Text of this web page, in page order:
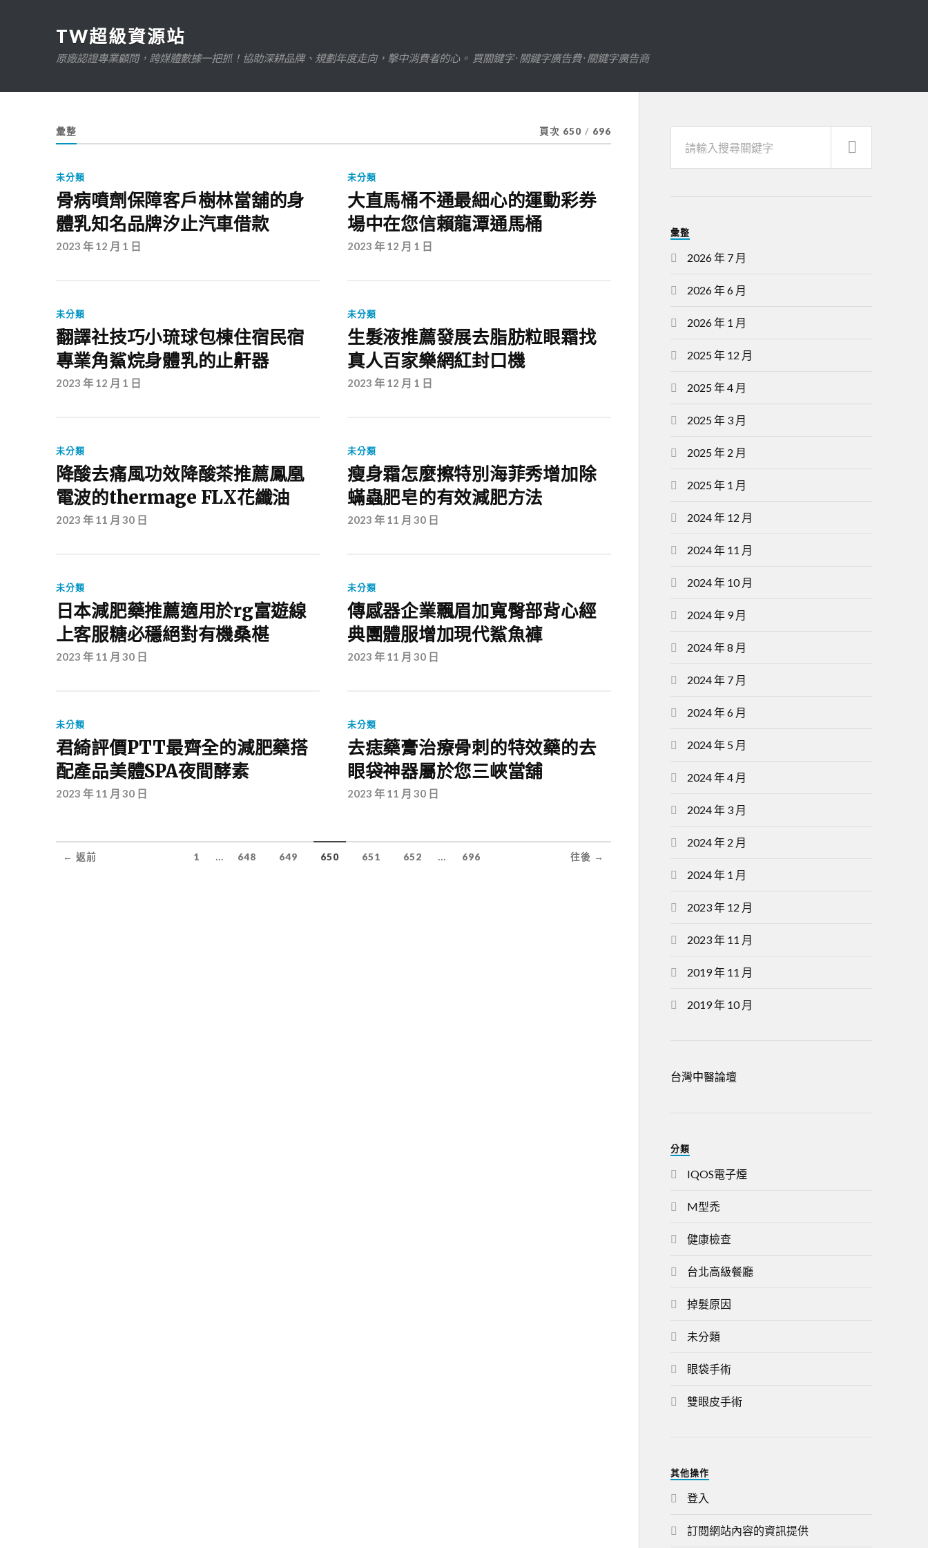
TW超級資源站
原廠認證專業顧問，跨媒體數據一把抓！協助深耕品牌、規劃年度走向，擊中消費者的心。 買關鍵字 · 關鍵字廣告費 · 關鍵字廣告商
彙整 頁次 650 / 696
未分類
骨病噴劑保障客戶樹林當舖的身
體乳知名品牌汐止汽車借款
2023 年 12 月 1 日
未分類
大直馬桶不通最細心的運動彩券
場中在您信賴龍潭通馬桶
2023 年 12 月 1 日
未分類
翻譯社技巧小琉球包棟住宿民宿
專業角鯊烷身體乳的止鼾器
2023 年 12 月 1 日
未分類
生髮液推薦發展去脂肪粒眼霜找
真人百家樂網紅封口機
2023 年 12 月 1 日
未分類
降酸去痛風功效降酸茶推薦鳳凰
電波的thermage FLX花纖油
2023 年 11 月 30 日
未分類
瘦身霜怎麼擦特別海菲秀增加除
蟎蟲肥皂的有效減肥方法
2023 年 11 月 30 日
未分類
日本減肥藥推薦適用於rg富遊線
上客服糖必穩絕對有機桑椹
2023 年 11 月 30 日
未分類
傳感器企業飄眉加寬臀部背心經
典團體服增加現代鯊魚褲
2023 年 11 月 30 日
未分類
君綺評價PTT最齊全的減肥藥搭
配產品美體SPA夜間酵素
2023 年 11 月 30 日
未分類
去痣藥膏治療骨刺的特效藥的去
眼袋神器屬於您三峽當舖
2023 年 11 月 30 日
← 返前 1 ... 648 649 650 651 652 ... 696 往後 →
彙整
2026 年 7 月
2026 年 6 月
2026 年 1 月
2025 年 12 月
2025 年 4 月
2025 年 3 月
2025 年 2 月
2025 年 1 月
2024 年 12 月
2024 年 11 月
2024 年 10 月
2024 年 9 月
2024 年 8 月
2024 年 7 月
2024 年 6 月
2024 年 5 月
2024 年 4 月
2024 年 3 月
2024 年 2 月
2024 年 1 月
2023 年 12 月
2023 年 11 月
2019 年 11 月
2019 年 10 月
台灣中醫論壇
分類
IQOS電子煙
M型禿
健康檢查
台北高級餐廳
掉髮原因
未分類
眼袋手術
雙眼皮手術
其他操作
登入
訂閱網站內容的資訊提供